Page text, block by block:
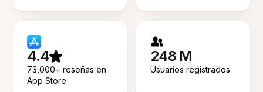
4.4
73,000+ reseñas en
App Store
248 M
Usuarios registrados